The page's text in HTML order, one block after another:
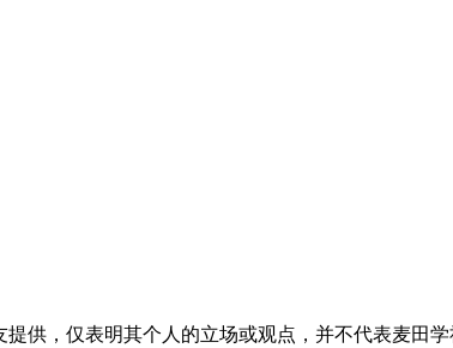
供，仅表明其个人的立场或观点，并不代表麦田